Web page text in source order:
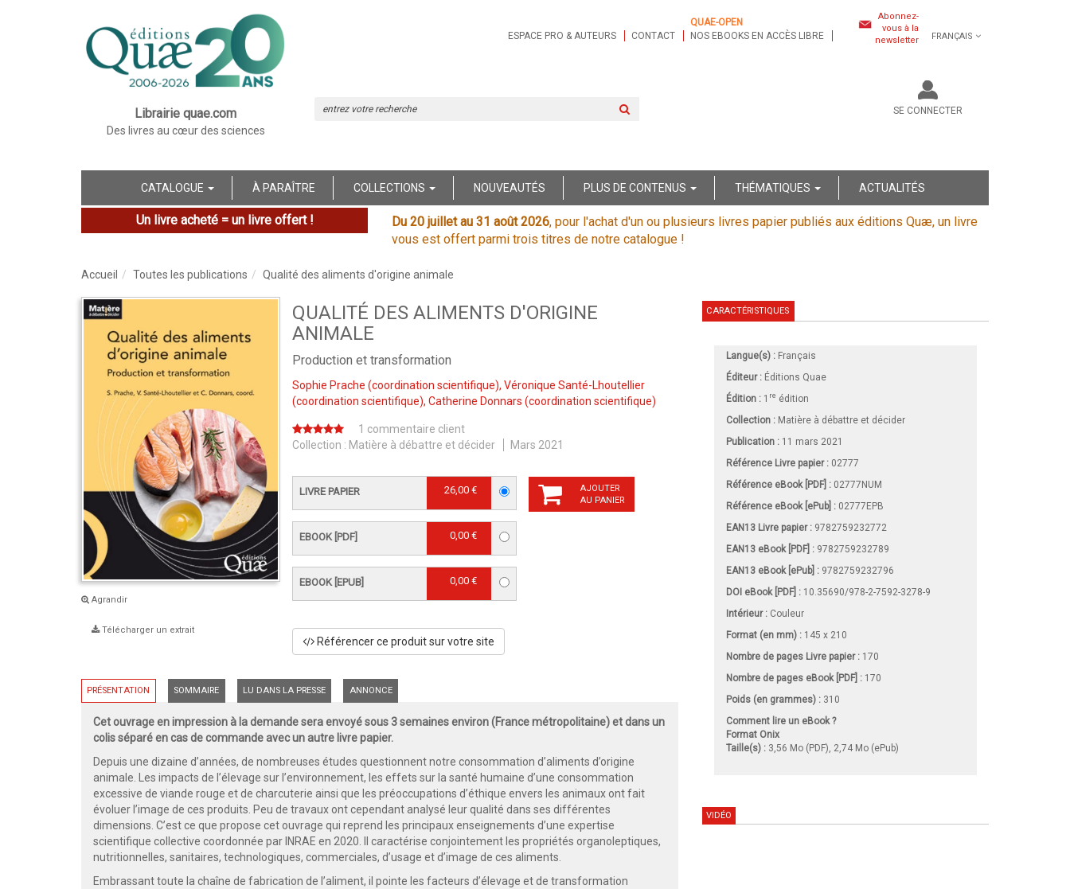
Librairie quae.com
Des livres au cœur des sciences
ESPACE PRO & AUTEURS CONTACT
QUAE-OPEN
NOS EBOOKS EN ACCÈS LIBRE
Abonnez-
vous à la
newsletter
FRANÇAIS
SE CONNECTER
CATALOGUE À PARAÎTRE COLLECTIONS NOUVEAUTÉS PLUS DE CONTENUS THÉMATIQUES ACTUALITÉS
Un livre acheté = un livre offert ! Du 20 juillet au 31 août 2026, pour l'achat d'un ou plusieurs livres papier publiés aux éditions Quæ, un livre
vous est offert parmi trois titres de notre catalogue !
Accueil Toutes les publications Qualité des aliments d'origine animale
Agrandir
Télécharger un extrait
QUALITÉ DES ALIMENTS D'ORIGINE
ANIMALE
Production et transformation
Sophie Prache (coordination scientifique), Véronique Santé-Lhoutellier
(coordination scientifique), Catherine Donnars (coordination scientifique)
1 commentaire client
Collection : Matière à débattre et décider Mars 2021
LIVRE PAPIER 26,00 €
EBOOK [PDF] 0,00 €
EBOOK [EPUB] 0,00 €
AJOUTER
AU PANIER
Référencer ce produit sur votre site
PRÉSENTATION SOMMAIRE LU DANS LA PRESSE ANNONCE
Cet ouvrage en impression à la demande sera envoyé sous 3 semaines environ (France métropolitaine) et dans un
colis séparé en cas de commande avec un autre livre papier.
Depuis une dizaine d’années, de nombreuses études questionnent notre consommation d’aliments d’origine
animale. Les impacts de l’élevage sur l’environnement, les effets sur la santé humaine d’une consommation
excessive de viande rouge et de charcuterie ainsi que les préoccupations d’éthique envers les animaux ont fait
évoluer l’image de ces produits. Peu de travaux ont cependant analysé leur qualité dans ses différentes
dimensions. C’est ce que propose cet ouvrage qui reprend les principaux enseignements d’une expertise
scientifique collective coordonnée par INRAE en 2020. Il caractérise conjointement les propriétés organoleptiques,
nutritionnelles, sanitaires, technologiques, commerciales, d’usage et d’image de ces aliments.
Embrassant toute la chaîne de fabrication de l’aliment, il pointe les facteurs d’élevage et de transformation
CARACTÉRISTIQUES
Langue(s) : Français
Éditeur : Éditions Quae
Édition : 1 re édition
Collection : Matière à débattre et décider
Publication : 11 mars 2021
Référence Livre papier : 02777
Référence eBook [PDF] : 02777NUM
Référence eBook [ePub] : 02777EPB
EAN13 Livre papier : 9782759232772
EAN13 eBook [PDF] : 9782759232789
EAN13 eBook [ePub] : 9782759232796
DOI eBook [PDF] : 10.35690/978-2-7592-3278-9
Intérieur : Couleur
Format (en mm) : 145 x 210
Nombre de pages Livre papier: 170
Nombre de pages eBook [PDF] : 170
Poids (en grammes) : 310
Comment lire un eBook ?
Format Onix
Taille(s) : 3,56 Mo (PDF), 2,74 Mo (ePub)
VIDÉO